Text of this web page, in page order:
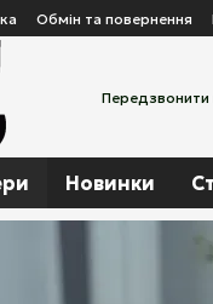
Обмін та повернення
Передзвонити
Новинки